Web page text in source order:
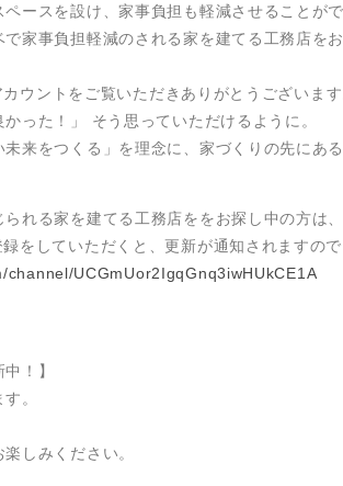
ースを設け、家事負担も軽減させることがで
家事負担軽減のされる家を建てる工務店を
ウントをご覧いただきありがとうございま
かった！」 そう思っていただけるように。
来をつくる」を理念に、家づくりの先にあ
れる家を建てる工務店ををお探し中の方は
をしていただくと、更新が通知されますの
UCGmUor2IgqGnq3iwHUkCE1A
！】
。
しみください。